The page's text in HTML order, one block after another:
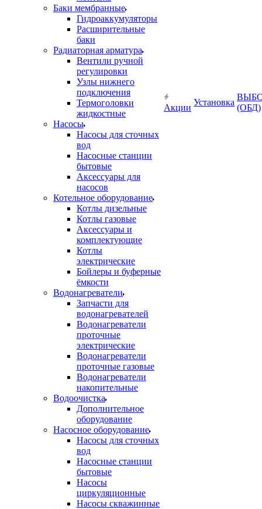
Баки мембранные
Гидроаккумуляторы
Расширительные
баки
Радиаторная арматура
Вентили ручной
регулировки
Узлы нижнего
подключения
Термоголовки
жидкостные
Насосы
Насосы для сточных
вод
Насосные станции
бытовые
Аксессуары для
насосов
Котельное оборудование
Котлы дизельные
Котлы газовые
Аксессуары и
комплектующие
Котлы
электрические
Бойлеры и буферные
ёмкости
Водонагреватели
Запчасти для
водонагревателей
Водонагреватели
проточные
электрические
Водонагреватели
проточные газовые
Водонагреватели
накопительные
Водоочистка
Дополнительное
оборудование
Насосное оборудование
Насосы для сточных
вод
Насосные станции
бытовые
Насосы
циркуляционные
Насосы скважинные
Акции
Установка
(ОБД)